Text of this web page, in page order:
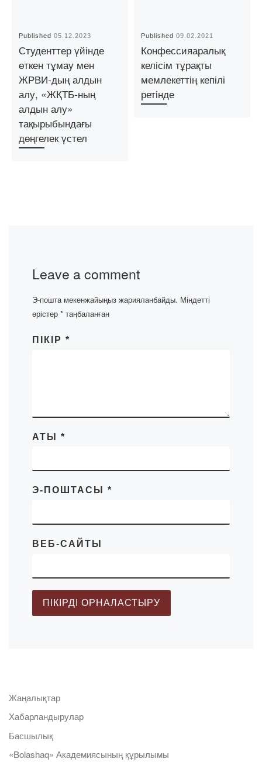
Published05.12.2023
Студенттер үйінде
өткен тұмау мен
ЖРВИ-дың алдын
алу, «ЖҚТБ-ның
алдын алу»
тақырыбындағы
дөңгелек үстел
Published09.02.2021
Конфессияаралық
келісім тұрақты
мемлекеттің кепілі
ретінде
Leave a comment
Э-пошта мекенжайыңыз жарияланбайды. Міндетті
өрістер * таңбаланған
ПІКІР *
АТЫ *
Э-ПОШТАСЫ *
ВЕБ-САЙТЫ
Жаңалықтар
Хабарландырулар
Басшылық
«Bolashaq» Академиясының құрылымы